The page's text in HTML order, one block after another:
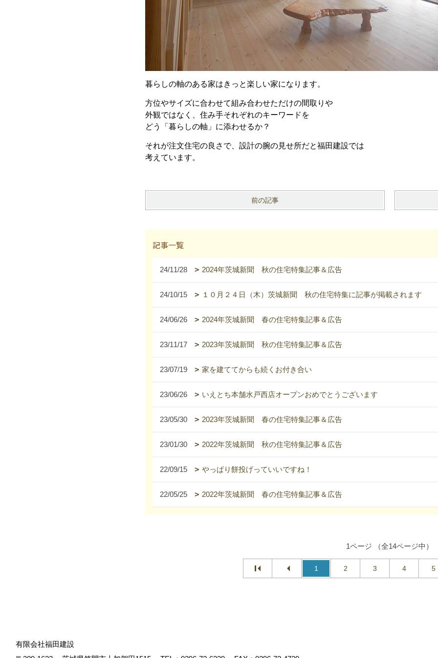
暮らしの軸のある家はきっと楽しい家になります。
方位やサイズに合わせて組み合わせただけの間取りや
外観ではなく、住み手それぞれのキーワードを
どう「暮らしの軸」に添わせるか？
それが注文住宅の良さで、設計の腕の見せ所だと福田建設では
考えています。
前の記事
記事一覧
24/11/28 2024年茨城新聞 秋の住宅特集記事＆広告
24/10/15 １０月２４日（木）茨城新聞 秋の住宅特集に記事が掲載されます
24/06/26 2024年茨城新聞 春の住宅特集記事＆広告
23/11/17 2023年茨城新聞 秋の住宅特集記事＆広告
23/07/19 家を建ててからも続くお付き合い
23/06/26 いえとち本舗水戸西店オープンおめでとうございます
23/05/30 2023年茨城新聞 春の住宅特集記事＆広告
23/01/30 2022年茨城新聞 秋の住宅特集記事＆広告
22/09/15 やっぱり餅投げっていいですね！
22/05/25 2022年茨城新聞 春の住宅特集記事＆広告
1ページ （全14ページ中）
1 2 3 4 5
有限会社福田建設